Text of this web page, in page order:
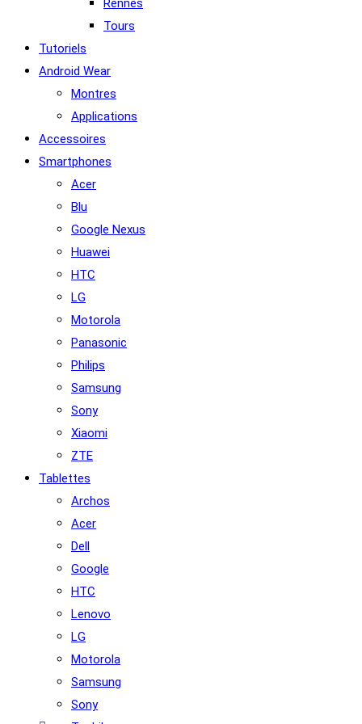
Rennes
Tours
Tutoriels
Android Wear
Montres
Applications
Accessoires
Smartphones
Acer
Blu
Google Nexus
Huawei
HTC
LG
Motorola
Panasonic
Philips
Samsung
Sony
Xiaomi
ZTE
Tablettes
Archos
Acer
Dell
Google
HTC
Lenovo
LG
Motorola
Samsung
Sony